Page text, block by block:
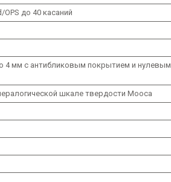
до 40 касаний
4 мм с антибликовым покрытием и нулевым
шкале твердости Мооса